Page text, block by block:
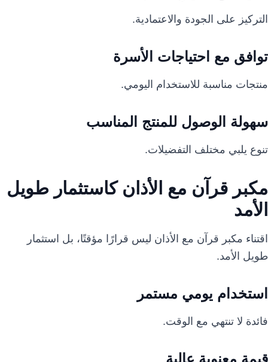
التركيز على الجودة والاعتمادية.
توافق مع احتياجات الأسرة
منتجات مناسبة للاستخدام اليومي.
سهولة الوصول للمنتج المناسب
تنوع يلبي مختلف التفضيلات.
مكبر قرآن مع الأذان كاستثمار طويل
الأمد
اقتناء مكبر قرآن مع الأذان ليس قرارًا مؤقتًا، بل استثمار
طويل الأمد.
استخدام يومي مستمر
فائدة لا تنتهي مع الوقت.
قيمة معنوية عالية